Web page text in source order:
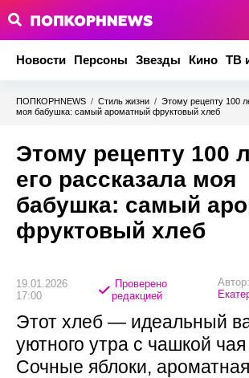
Новости Персоны Звезды Кино ТВ
ПОПКОРНNEWS / Стиль жизни / Этому рецепту 100
моя бабушка: самый ароматный фруктовый хлеб
Этому рецепту 100
его рассказала моя
бабушка: самый
фруктовый хлеб
19.01.2026
17:00
Проверено
редакцией
Автор:
Этот хлеб — идеальный
уютного утра с чашкой
Сочные яблоки,